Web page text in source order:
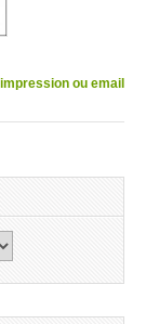
impression ou email